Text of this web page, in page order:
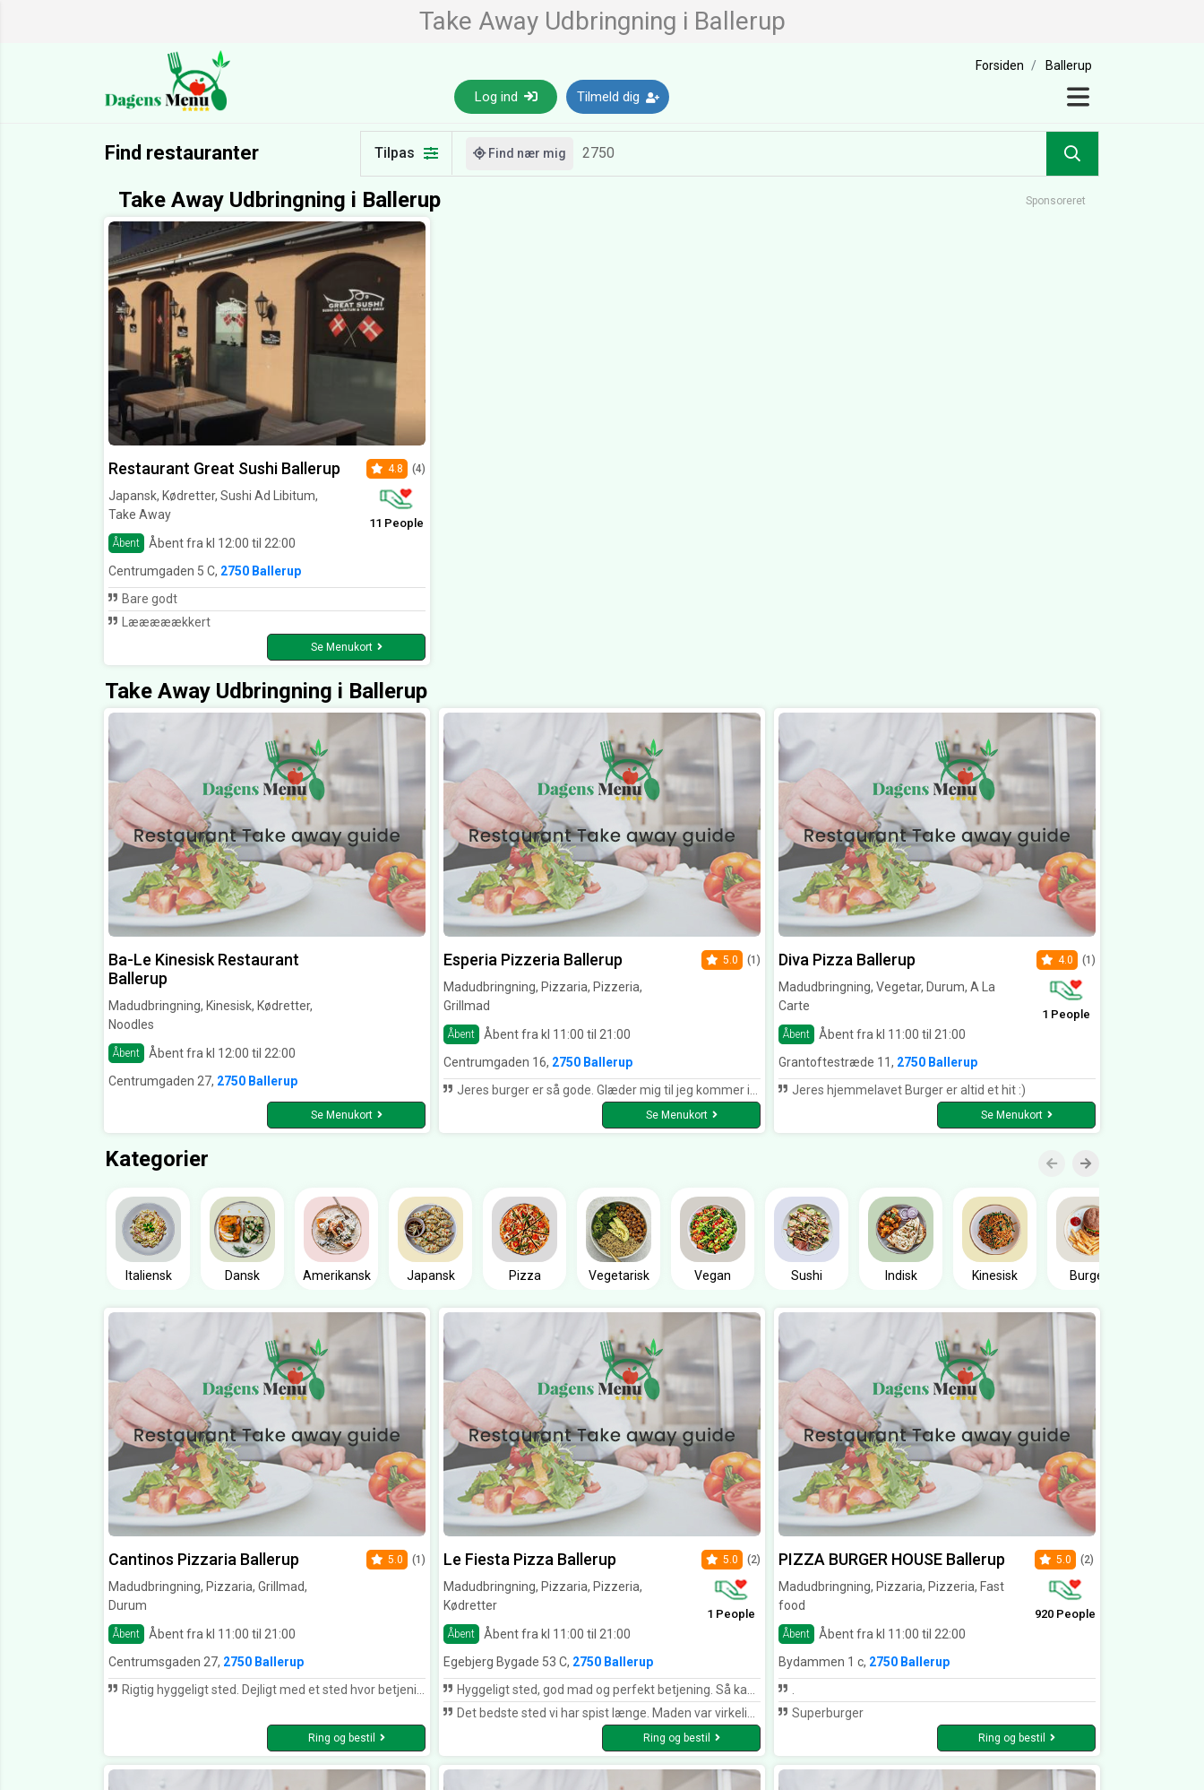
Take Away Udbringning i Ballerup
Forsiden Ballerup
Log ind Tilmeld dig
Find restauranter Tilpas Find nær mig
Take Away Udbringning i Ballerup Sponsoreret
Restaurant Great Sushi Ballerup
Japansk, Kødretter, Sushi Ad Libitum,
Take Away
Åbent Åbent fra kl 12:00 til 22:00
4.8 (4)
11 People
Centrumgaden 5 C, 2750 Ballerup
Bare godt
Lææææækkert
Se Menukort
Take Away Udbringning i Ballerup
Ba-Le Kinesisk Restaurant
Ballerup
Madudbringning, Kinesisk, Kødretter,
Noodles
Åbent
Åbent fra kl 12:00 til 22:00
Centrumgaden 27, 2750 Ballerup
Se Menukort
Esperia Pizzeria Ballerup
Madudbringning, Pizzaria, Pizzeria,
Grillmad
Åbent Åbent fra kl 11:00 til 21:00
5.0 (1)
Centrumgaden 16, 2750 Ballerup
Jeres burger er så gode. Glæder mig til jeg kommer igen :)
Se Menukort
Diva Pizza Ballerup
Madudbringning, Vegetar, Durum, A La
Carte
Åbent Åbent fra kl 11:00 til 21:00
4.0 (1)
1 People
Grantoftestræde 11, 2750 Ballerup
Jeres hjemmelavet Burger er altid et hit :)
Se Menukort
Kategorier
Italiensk Dansk Amerikansk Japansk Pizza Vegetarisk Vegan Sushi Indisk Kinesisk Burger
Cantinos Pizzaria Ballerup
Madudbringning, Pizzaria, Grillmad,
Durum
Åbent Åbent fra kl 11:00 til 21:00
5.0 (1)
Centrumsgaden 27, 2750 Ballerup
Rigtig hyggeligt sted. Dejligt med et sted hvor betjeningen er i top og altid er smilende :)
Ring og bestil
Le Fiesta Pizza Ballerup
Madudbringning, Pizzaria, Pizzeria,
Kødretter
Åbent Åbent fra kl 11:00 til 21:00
5.0 (2)
1 People
Egebjerg Bygade 53 C, 2750 Ballerup
Hyggeligt sted, god mad og perfekt betjening. Så kan man vidst ikke forlange mere :)
Det bedste sted vi har spist længe. Maden var virkelig god og vi fik en perfekt betjening ????????????
Ring og bestil
PIZZA BURGER HOUSE Ballerup
Madudbringning, Pizzaria, Pizzeria, Fast
food
Åbent Åbent fra kl 11:00 til 22:00
5.0 (2)
920 People
Bydammen 1 c, 2750 Ballerup
Superburger
Ring og bestil